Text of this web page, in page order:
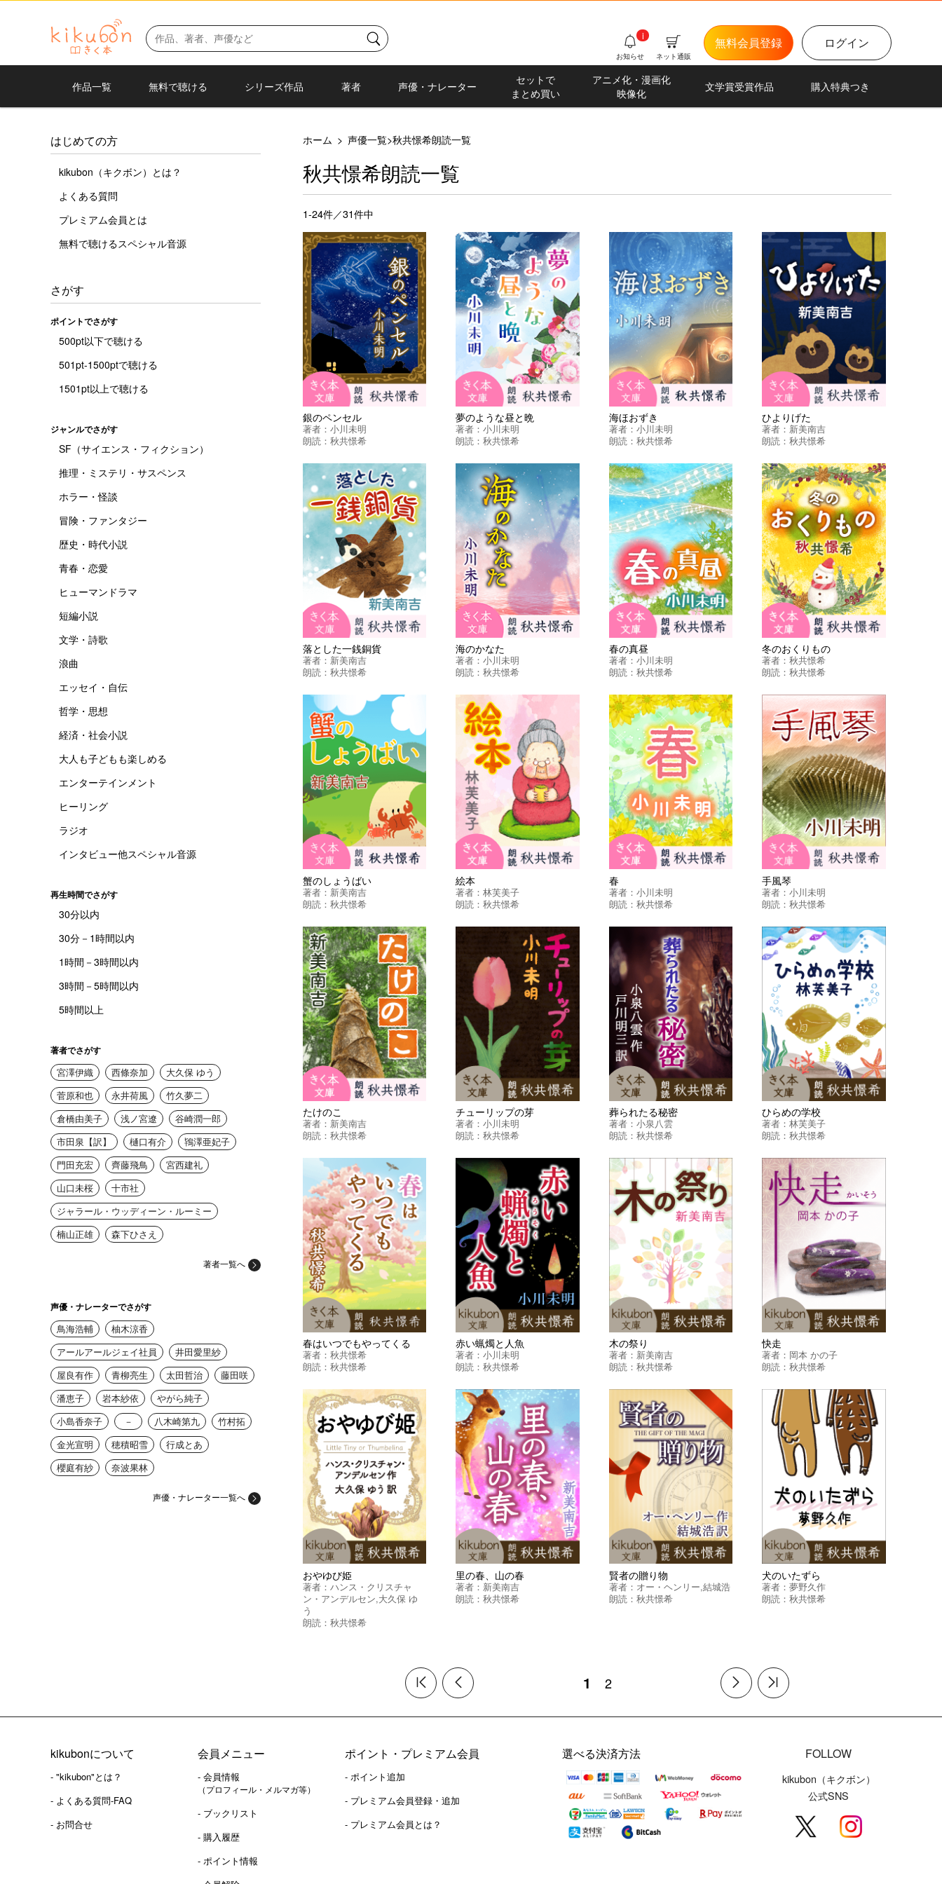
ログイン
無料会員登録
ネット通販
お知らせ
i
作品一覧 無料で聴ける シリーズ作品 著者 声優・ナレーター
セットで
まとめ買い
アニメ化・漫画化
映像化
文学賞受賞作品 購入特典つき
はじめての方
kikubon（キクボン）とは？
よくある質問
プレミアム会員とは
無料で聴けるスペシャル音源
さがす
ポイントでさがす
500pt以下で聴ける
501pt-1500ptで聴ける
1501pt以上で聴ける
ジャンルでさがす
SF（サイエンス・フィクション）
推理・ミステリ・サスペンス
ホラー・怪談
冒険・ファンタジー
歴史・時代小説
青春・恋愛
ヒューマンドラマ
短編小説
文学・詩歌
浪曲
エッセイ・自伝
哲学・思想
経済・社会小説
大人も子どもも楽しめる
エンターテインメント
ヒーリング
ラジオ
インタビュー他スペシャル音源
再生時間でさがす
30分以内
30分－1時間以内
1時間－3時間以内
3時間－5時間以内
5時間以上
著者でさがす
宮澤伊織 西條奈加
大久保 ゆう
菅原和也
永井荷風
竹久夢二
倉橋由美子
浅ノ宮遼
谷崎潤一郎
市田泉【訳】
樋口有介
鴇澤亜妃子
門田充宏
齊藤飛鳥
宮西建礼
山口未桜
十市社
ジャラール・ウッディーン・ルーミー
楠山正雄
森下ひさえ
著者一覧へ
声優・ナレーターでさがす
鳥海浩輔
柚木涼香
アールアールジェイ社員
井田愛里紗
屋良有作
青柳亮生 太田哲治
藤田咲
潘恵子
岩本紗依
やがら純子
小島香奈子
－ 八木崎第九
竹村拓
金光宣明
穂積昭雪
行成とあ
櫻庭有紗
奈波果林
声優・ナレーター一覧へ
ホーム > 声優一覧>秋共憬希朗読一覧
秋共憬希朗読一覧
1-24件／31件中
銀のペンセル
著者： 小川未明
朗読： 秋共憬希
夢のような昼と晩
著者：小川未明
朗読：秋共憬希
海ほおずき
著者： 小川未明
朗読： 秋共憬希
ひよりげた
著者： 新美南吉
朗読：秋共憬希
落とした一銭銅貨
著者： 新美南吉
朗読： 秋共憬希
海のかなた
著者：小川未明
朗読：秋共憬希
春の真昼
著者： 小川未明
朗読： 秋共憬希
冬のおくりもの
著者：秋共憬希
朗読：秋共憬希
蟹のしょうばい
著者： 新美南吉
朗読： 秋共憬希
絵本
著者：林芙美子
朗読：秋共憬希
春
著者： 小川未明
朗読： 秋共憬希
手風琴
著者：小川未明
朗読：秋共憬希
たけのこ
著者： 新美南吉
朗読： 秋共憬希
チューリップの芽
著者：小川未明
朗読：秋共憬希
葬られたる秘密
著者： 小泉八雲
朗読： 秋共憬希
ひらめの学校
著者：林芙美子
朗読：秋共憬希
春はいつでもやってくる
著者： 秋共憬希
朗読： 秋共憬希
赤い蝋燭と人魚
著者：小川未明
朗読：秋共憬希
木の祭り
著者： 新美南吉
朗読： 秋共憬希
快走
著者： 岡本 かの子
朗読：秋共憬希
おやゆび姫
著者： ハンス・クリスチャ
ン・アンデルセン,大久保 ゆ
う
朗読： 秋共憬希
里の春、山の春
著者： 新美南吉
朗読：秋共憬希
賢者の贈り物
著者： オー・ヘンリー,結城浩
朗読： 秋共憬希
犬のいたずら
著者：夢野久作
朗読：秋共憬希
1 2
kikubonについて
- "kikubon"とは？
- よくある質問-FAQ
- お問合せ
会員メニュー
- 会員情報
（プロフィール・メルマガ等）
- ブックリスト
- 購入履歴
- ポイント情報
ポイント・プレミアム会員
- ポイント追加
- プレミアム会員登録・追加
- プレミアム会員とは？
FOLLOW
kikubon（キクボン）
公式SNS
選べる決済方法